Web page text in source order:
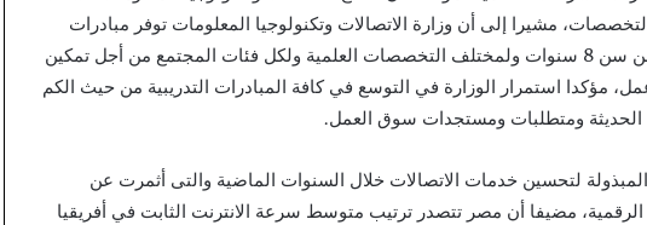
مشيرا إلى أن وزارة الاتصالات وتكنولوجيا المعلومات توفر مبادرات
تدريبية لكافة المراحل العمرية بدءا من سن 8 سنوات ولمختلف التخصصات العلمية ولكل فئات المجتمع من أجل تمكين
استمرار الوزارة في التوسع في كافة المبادرات التدريبية من حيث الكم
الحديثة ومتطلبات ومستجدات سوق العمل.
لتحسين خدمات الاتصالات خلال السنوات الماضية والتى أثمرت عن
مضيفا أن مصر تتصدر ترتيب متوسط سرعة الانترنت الثابت في أفريقيا